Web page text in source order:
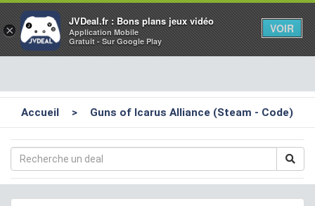
×
JVDeal.fr : Bons plans jeux vidéo
Application Mobile
Gratuit - Sur Google Play
VOIR
Accueil > Guns of Icarus Alliance (Steam - Code)